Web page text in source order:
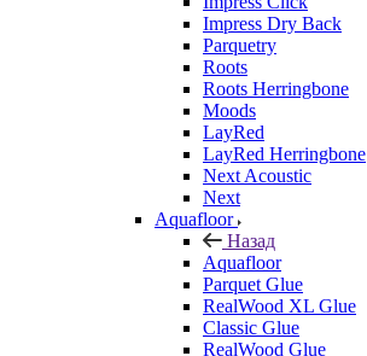
Impress Dry Back
Parquetry
Roots
Roots Herringbone
Moods
LayRed
LayRed Herringbone
Next Acoustic
Next
Aquafloor
Назад
Aquafloor
Parquet Glue
RealWood XL Glue
Classic Glue
RealWood Glue